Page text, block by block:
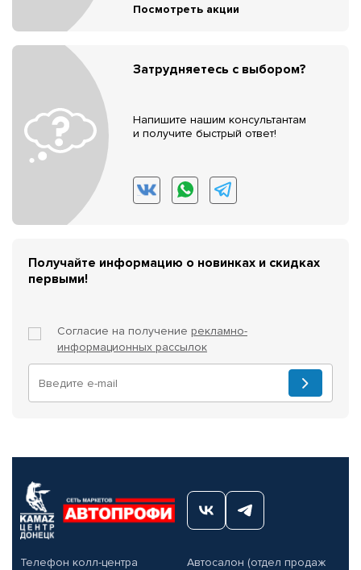
Посмотреть акции
Затрудняетесь с выбором?
Напишите нашим консультантам
и получите быстрый ответ!
Получайте информацию о новинках и скидках
первыми!
Согласие на получение рекламно-
информационных рассылок
Телефон колл-центра
Автосалон (отдел продаж